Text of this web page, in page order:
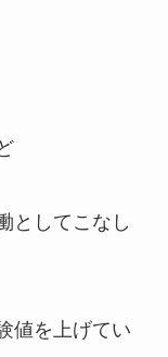
としてこなし
値を上げてい